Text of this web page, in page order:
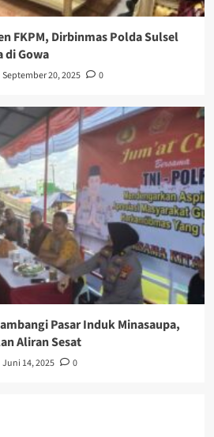
FKPM, Dirbinmas Polda Sulsel
di Gowa
September 20, 2025 0
Pasar Induk Minasaupa,
Aliran Sesat
Juni 14, 2025 0